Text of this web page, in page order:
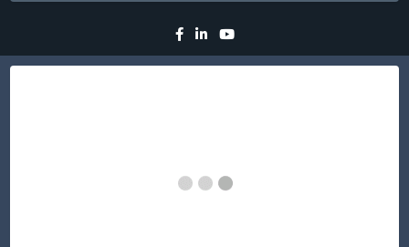
Facebook
LinkedinYouTube